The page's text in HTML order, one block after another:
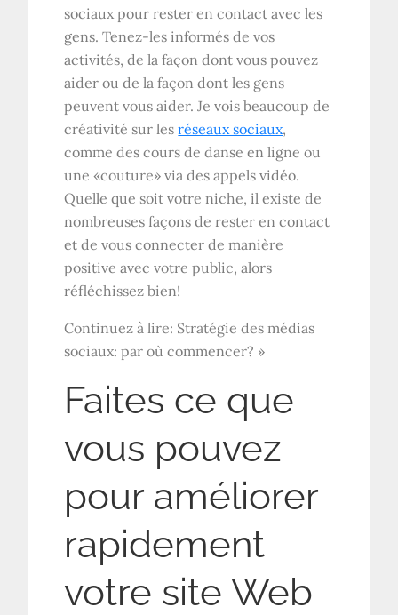
sociaux pour rester en contact avec les
gens. Tenez-les informés de vos
activités, de la façon dont vous pouvez
aider ou de la façon dont les gens
peuvent vous aider. Je vois beaucoup de
créativité sur lesréseaux sociaux,
comme des cours de danse en ligne ou
une «couture» via des appels vidéo.
Quelle que soit votre niche, il existe de
nombreuses façons de rester en contact
et de vous connecter de manière
positive avec votre public, alors
réfléchissez bien!
Continuez à lire: Stratégie des médias
sociaux: par où commencer? »
Faites ce que
vous pouvez
pour améliorer
rapidement
votre site Web